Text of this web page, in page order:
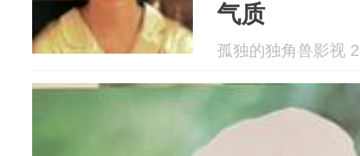
气质
孤独的独角兽影视